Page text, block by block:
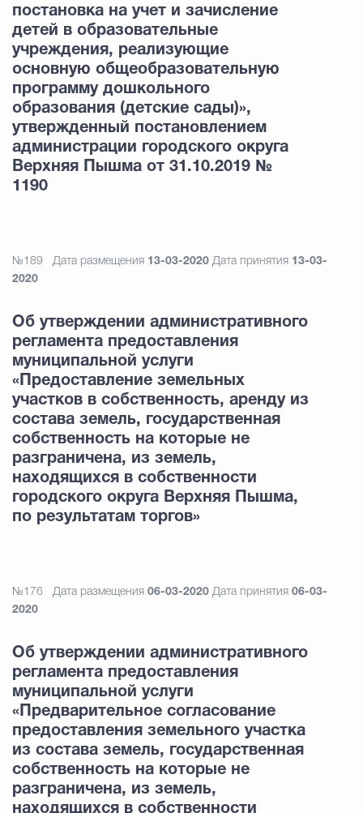
постановка на учет и зачисление
детей в образовательные
учреждения, реализующие
основную общеобразовательную
программу дошкольного
образования (детские сады)»,
утвержденный постановлением
администрации городского округа
Верхняя Пышма от 31.10.2019 №
1190
№189 Дата размещения 13-03-2020 Дата принятия 13-03-
2020
Об утверждении административного
регламента предоставления
муниципальной услуги
«Предоставление земельных
участков в собственность, аренду из
состава земель, государственная
собственность на которые не
разграничена, из земель,
находящихся в собственности
городского округа Верхняя Пышма,
по результатам торгов»
№176 Дата размещения 06-03-2020 Дата принятия 06-03-
2020
Об утверждении административного
регламента предоставления
муниципальной услуги
«Предварительное согласование
предоставления земельного участка
из состава земель, государственная
собственность на которые не
разграничена, из земель,
находящихся в собственности